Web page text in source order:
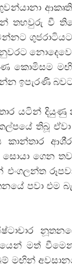
තහවුරු වී
නුවරට
කොමිසම
ඉපැරණි
යටින්
තිබූ
කාන්තාර
සොයා ගෙන
එංගලන්ත
පවා එම
මත්
මඟින්